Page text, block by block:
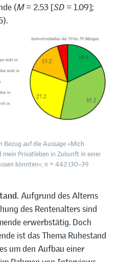
(M= 2.53 [SD = 1.09];
auf die Aussage «Mich
Privatleben in Zukunft in einer
könnten»; n = 442 (30–39
Aufgrund des Alterns
des Rentenalters sind
erwerbstätig. Doch
ist das Thema Ruhestand
um den Aufbau einer